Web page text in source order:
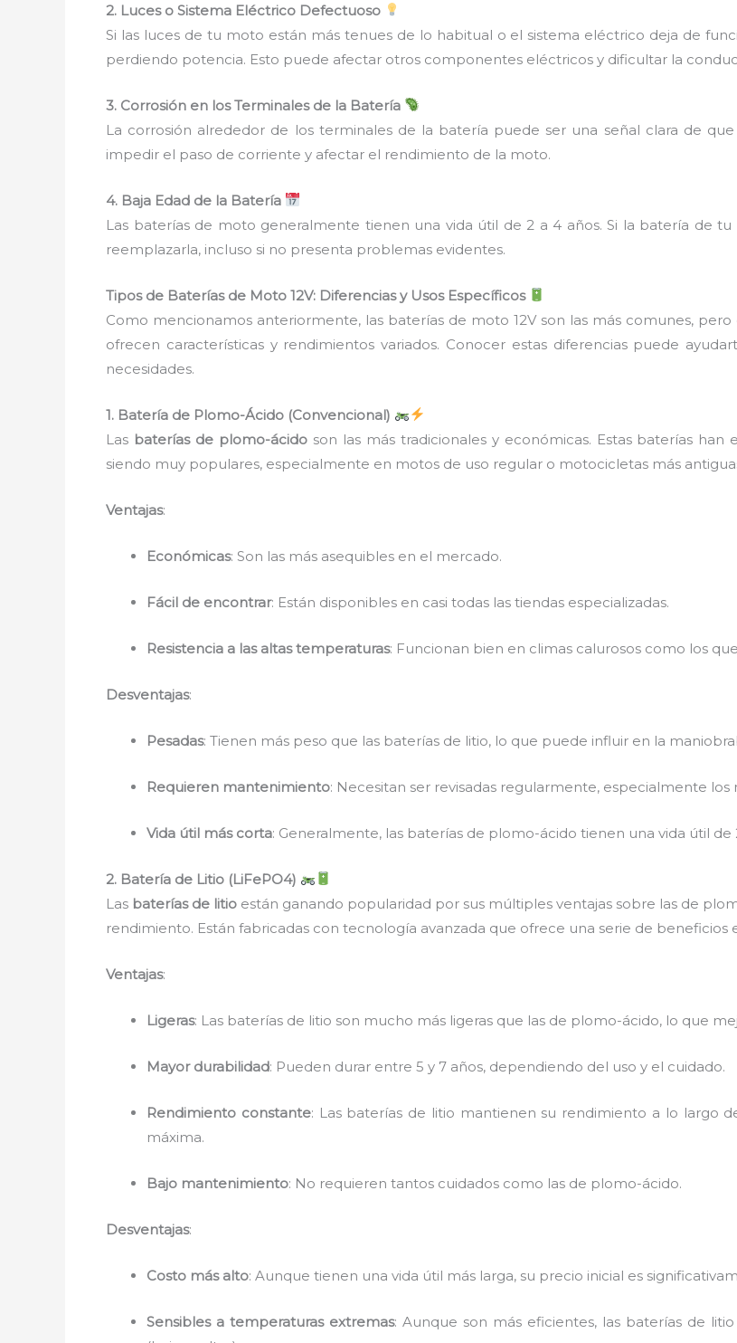
2. Luces o Sistema Eléctrico Defectuoso
Si las luces de tu moto están más tenues de lo habitual o el sistema eléctrico deja de
perdiendo potencia. Esto puede afectar otros componentes eléctricos y dificultar la
3. Corrosión en los Terminales de la Batería
La corrosión alrededor de los terminales de la batería puede ser una señal clara de
impedir el paso de corriente y afectar el rendimiento de la moto.
4. Baja Edad de la Batería
Las baterías de moto generalmente tienen una vida útil de 2 a 4 años. Si la batería de
reemplazarla, incluso si no presenta problemas evidentes.
Tipos de Baterías de Moto 12V: Diferencias y Usos Específicos
Como mencionamos anteriormente, las baterías de moto 12V son las más comunes,
ofrecen características y rendimientos variados. Conocer estas diferencias puede
necesidades.
1. Batería de Plomo-Ácido (Convencional)
Las baterías de plomo-ácidoson las más tradicionales y económicas. Estas baterías
siendo muy populares, especialmente en motos de uso regular o motocicletas más
Ventajas:
Económicas: Son las más asequibles en el mercado.
Fácil de encontrar: Están disponibles en casi todas las tiendas especializadas.
Resistencia a las altas temperaturas: Funcionan bien en climas calurosos como los
Desventajas:
Pesadas: Tienen más peso que las baterías de litio, lo que puede influir en la
Requieren mantenimiento: Necesitan ser revisadas regularmente, especialmente los
Vida útil más corta: Generalmente, las baterías de plomo-ácido tienen una vida útil de
2. Batería de Litio (LiFePO4)
Las baterías de litio están ganando popularidad por sus múltiples ventajas sobre las de
rendimiento. Están fabricadas con tecnología avanzada que ofrece una serie de beneficios
Ventajas:
Ligeras: Las baterías de litio son mucho más ligeras que las de plomo-ácido, lo que
Mayor durabilidad: Pueden durar entre 5 y 7 años, dependiendo del uso y el cuidado.
Rendimiento constante: Las baterías de litio mantienen su rendimiento a lo largo
máxima.
Bajo mantenimiento: No requieren tantos cuidados como las de plomo-ácido.
Desventajas:
Costo más alto: Aunque tienen una vida útil más larga, su precio inicial es
Sensibles a temperaturas extremas: Aunque son más eficientes, las baterías de